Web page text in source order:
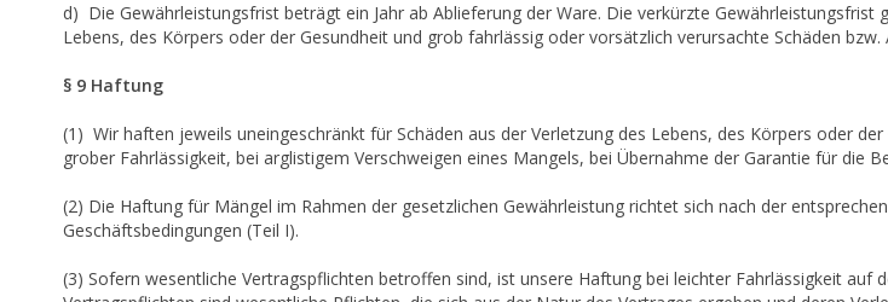
d) Die Gewährleistungsfrist beträgt ein Jahr ab Ablieferung der Ware. Die verkürzte
Lebens, des Körpers oder der Gesundheit und grob fahrlässig oder vorsätzlich verursachte Schäden
§ 9 Haftung
(1) Wir haften jeweils uneingeschränkt für Schäden aus der Verletzung des Lebens, des Körpers oder
grober Fahrlässigkeit, bei arglistigem Verschweigen eines Mangels, bei Übernahme der Garantie für die
(2) Die Haftung für Mängel im Rahmen der gesetzlichen Gewährleistung richtet sich nach der
Geschäftsbedingungen (Teil I).
(3) Sofern wesentliche Vertragspflichten betroffen sind, ist unsere Haftung bei leichter Fahrlässigkeit auf